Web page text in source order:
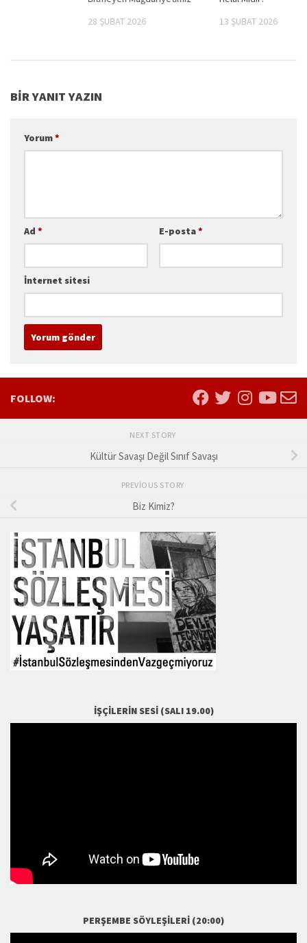
28 ŞUBAT 2026
13 ŞUBAT 2026
BIR YANIT YAZIN
Yorum*
Ad * E-posta*
İnternet sitesi
FOLLOW:
NEXT STORY
Kültür Savaşı Değil Sınıf Savaşı
PREVIOUS STORY
Biz Kimiz?
İŞÇILERIN SESI (SALI 19.00)
PERŞEMBE SÖYLEŞILERI (20:00)